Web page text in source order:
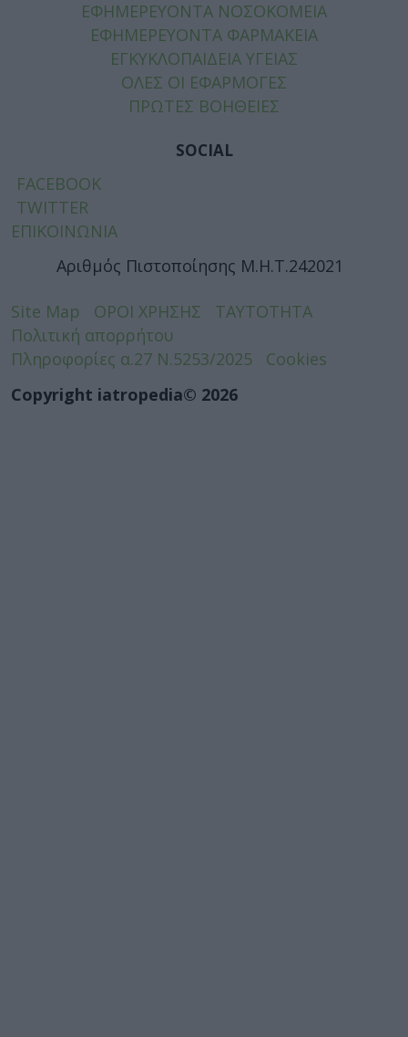
ΕΦΗΜΕΡΕΥΟΝΤΑ ΝΟΣΟΚΟΜΕΙΑ
ΕΦΗΜΕΡΕΥΟΝΤΑ ΦΑΡΜΑΚΕΙΑ
ΕΓΚΥΚΛΟΠΑΙΔΕΙΑ ΥΓΕΙΑΣ
ΟΛΕΣ ΟΙ ΕΦΑΡΜΟΓΕΣ
ΠΡΩΤΕΣ ΒΟΗΘΕΙΕΣ
SOCIAL
FACEBOOK
TWITTER
ΕΠΙΚΟΙΝΩΝΙΑ
Αριθμός Πιστοποίησης Μ.Η.Τ.242021
Site Map ΟΡΟΙ ΧΡΗΣΗΣ
ΤΑΥΤΟΤΗΤΑ
Πολιτική απορρήτου
Πληροφορίες α.27 Ν.5253/2025
Cookies
Copyright iatropedia© 2026